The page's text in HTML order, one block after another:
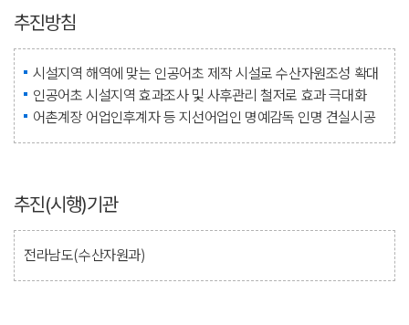
추진방침
시설지역 해역에 맞는 인공어초 제작 시설로 수산자원조성 확대
인공어초 시설지역 효과조사 및 사후관리 철저로 효과 극대화
어촌계장 어업인후계자 등 지선어업인 명예감독 인명 견실시공
추진(시행)기관
전라남도(수산자원과)